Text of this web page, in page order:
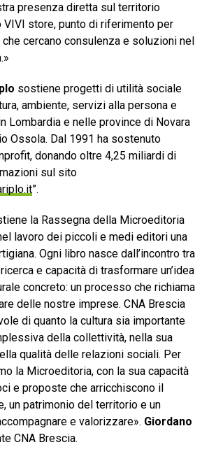
presenza diretta sul territorio
store, punto di riferimento per
cercano consulenza e soluzioni nel
sostiene progetti di utilità sociale
ambiente, servizi alla persona e
Lombardia e nelle province di Novara
Ossola. Dal 1991 ha sostenuto
donando oltre 4,25 miliardi di
sul sito
”.
la Rassegna della Microeditoria
lavoro dei piccoli e medi editori una
Ogni libro nasce dall’incontro tra
e capacità di trasformare un’idea
concreto: un processo che richiama
delle nostre imprese. CNA Brescia
di quanto la cultura sia importante
della collettività, nella sua
qualità delle relazioni sociali. Per
la Microeditoria, con la sua capacità
e proposte che arricchiscono il
un patrimonio del territorio e un
e valorizzare». Giordano
CNA Brescia.